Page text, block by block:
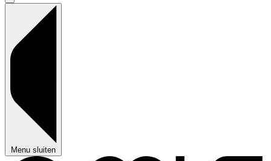
Menu sluiten